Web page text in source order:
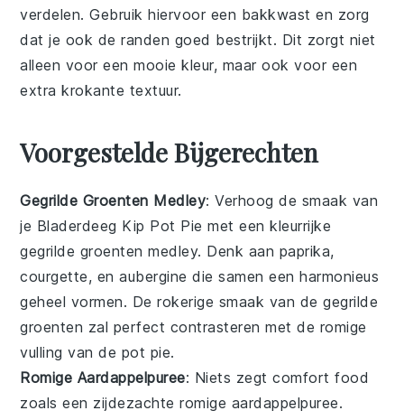
verdelen. Gebruik hiervoor een bakkwast en zorg
dat je ook de randen goed bestrijkt. Dit zorgt niet
alleen voor een mooie kleur, maar ook voor een
extra krokante textuur.
Voorgestelde Bijgerechten
Gegrilde Groenten Medley: Verhoog de smaak van
je Bladerdeeg Kip Pot Pie met een kleurrijke
gegrilde groenten medley. Denk aan paprika,
courgette, enaubergine die samen een harmonieus
geheel vormen. De rokerige smaak van de gegrilde
groenten zal perfect contrasteren met de romige
vulling van de pot pie.
Romige Aardappelpuree: Niets zegt comfort food
zoals een zijdezachteromige aardappelpuree.